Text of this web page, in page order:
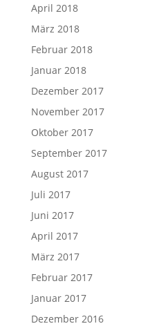
April 2018
März 2018
Februar 2018
Januar 2018
Dezember 2017
November 2017
Oktober 2017
September 2017
August 2017
Juli 2017
Juni 2017
April 2017
März 2017
Februar 2017
Januar 2017
Dezember 2016